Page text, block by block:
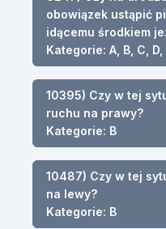
obowiązek ustąpić
idącemu środkiem
Kategorie: A, B, C, D,
10395) Czy w tej
ruchu na prawy?
Kategorie: B
10487) Czy w tej
na lewy?
Kategorie: B